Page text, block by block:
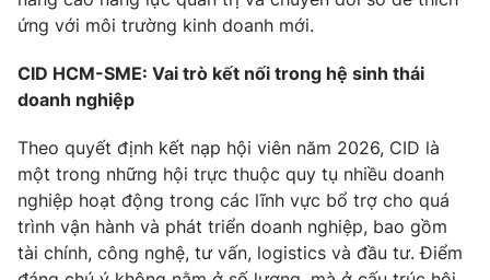
ứng với môi trường kinh doanh mới.
CID HCM-SME: Vai trò kết nối trong hệ sinh thái
doanh nghiệp
Theo quyết định kết nạp hội viên năm 2026, CID là
một trong những hội trực thuộc quy tụ nhiều doanh
nghiệp hoạt động trong các lĩnh vực bổ trợ cho quá
trình vận hành và phát triển doanh nghiệp, bao gồm
tài chính, công nghệ, tư vấn, logistics và đầu tư. Điểm